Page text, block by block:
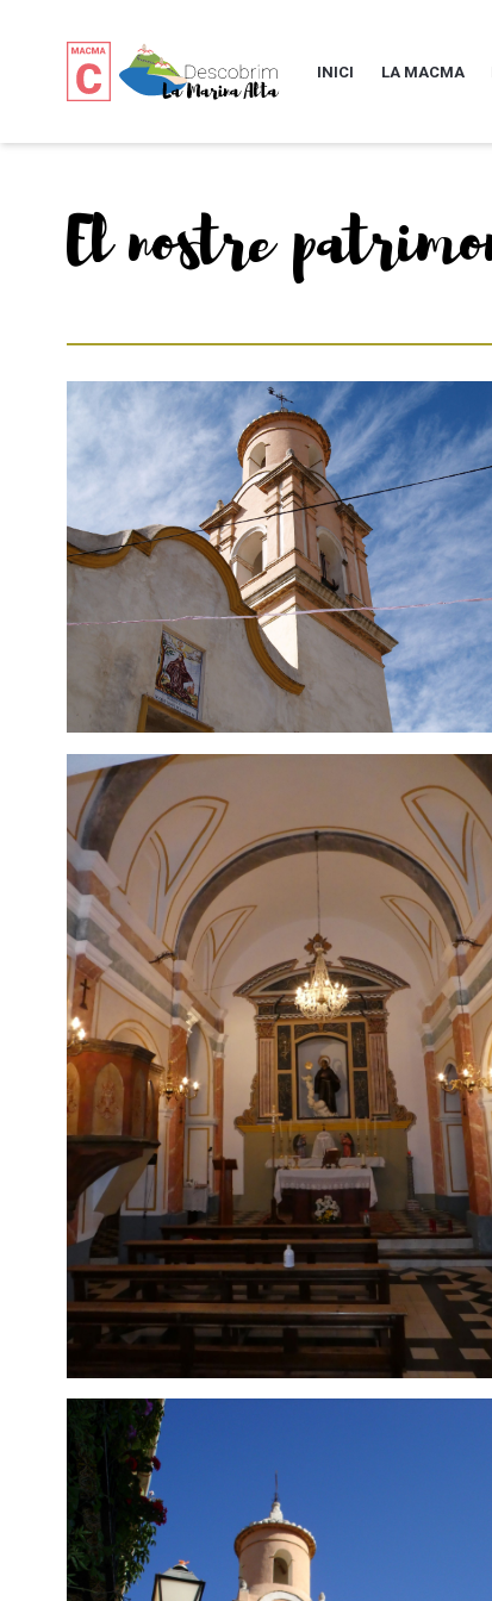
INICI LA MACMA
El nostre